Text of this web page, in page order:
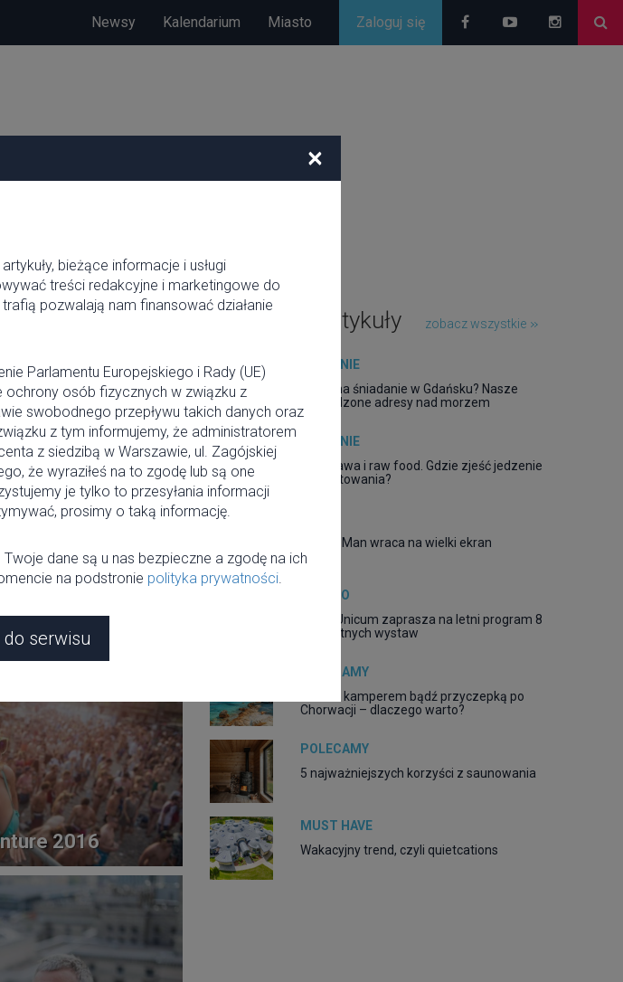
Newsy Kalendarium Miasto Zaloguj się
2016
Popularne artykuły zobacz wszystkie
JEDZENIE
Gdzie na śniadanie w Gdańsku? Nasze
sprawdzone adresy nad morzem
JEDZENIE
Warszawa i raw food. Gdzie zjeść jedzenie
bez gotowania?
Spider-Man wraca na wielki ekran
MIASTO
DESA Unicum zaprasza na letni program 8
bezpłatnych wystaw
POLECAMY
Podróż kamperem bądź przyczepką po
Chorwacji – dlaczego warto?
POLECAMY
5 najważniejszych korzyści z saunowania
MUST HAVE
Wakacyjny trend, czyli quietcations
×
bieżące informacje i usługi
treści redakcyjne i marketingowe do
pozwalają nam finansować działanie
Parlamentu Europejskiego i Rady (UE)
ochrony osób fizycznych w związku z
swobodnego przepływu takich danych oraz
z tym informujemy, że administratorem
z siedzibą w Warszawie, ul. Zagójskiej
że wyraziłeś na to zgodę lub są one
je tylko to przesyłania informacji
prosimy o taką informację.
dane są u nas bezpieczne a zgodę na ich
na podstronie polityka prywatności.
do serwisu